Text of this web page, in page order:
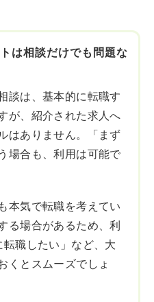
は相談だけでも問題な
談は、基本的に転職す
が、紹介された求人へ
はありません。「まず
場合も、利用は可能で
本気で転職を考えてい
る場合があるため、利
職したい」など、大
くとスムーズでしょ